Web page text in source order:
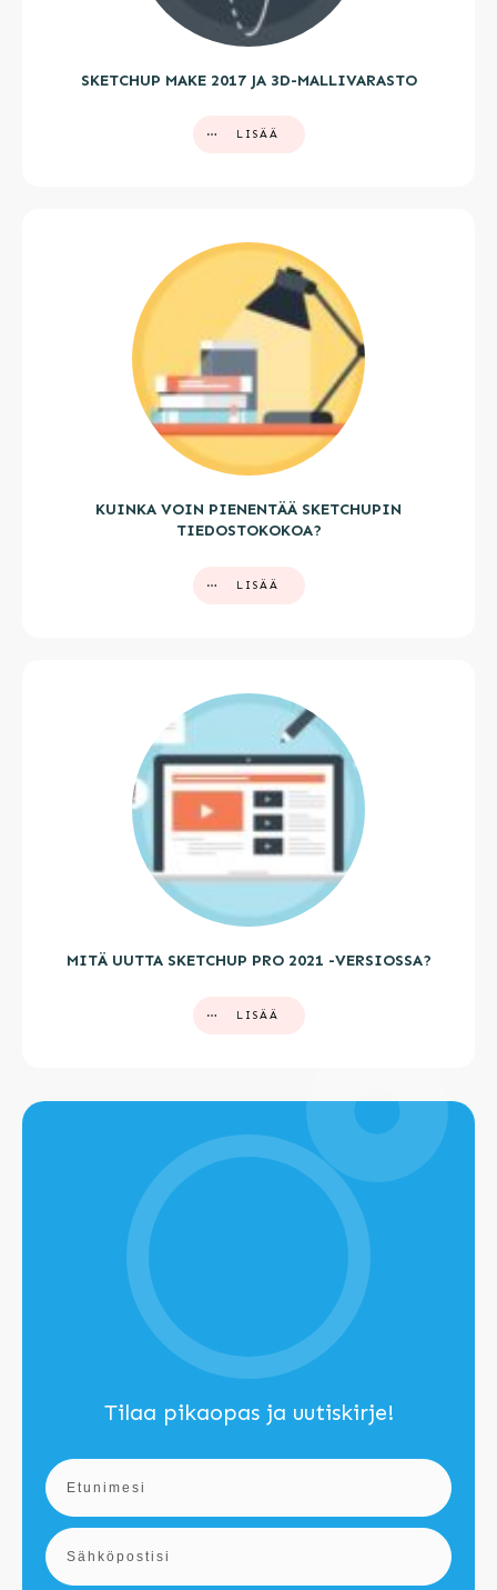
SKETCHUP MAKE 2017 JA 3D-MALLIVARASTO
LISÄÄ
KUINKA VOIN PIENENTÄÄ SKETCHUPIN
TIEDOSTOKOKOA?
LISÄÄ
MITÄ UUTTA SKETCHUP PRO 2021 -VERSIOSSA?
LISÄÄ
Tilaa pikaopas ja uutiskirje!